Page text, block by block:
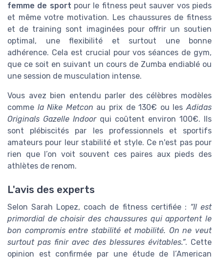
femme de sport pour le fitness peut sauver vos pieds
et même votre motivation. Les chaussures de fitness
et de training sont imaginées pour offrir un soutien
optimal, une flexibilité et surtout une bonne
adhérence. Cela est crucial pour vos séances de gym,
que ce soit en suivant un cours de Zumba endiablé ou
une session de musculation intense.
Vous avez bien entendu parler des célèbres modèles
comme la Nike Metcon au prix de 130€ ou lesAdidas
Originals Gazelle Indoorqui coûtent environ 100€. Ils
sont plébiscités par les professionnels et sportifs
amateurs pour leur stabilité et style. Ce n'est pas pour
rien que l’on voit souvent ces paires aux pieds des
athlètes de renom.
L'avis des experts
Selon Sarah Lopez, coach de fitness certifiée : “Il est
primordial de choisir des chaussures qui apportent le
bon compromis entre stabilité et mobilité. On ne veut
surtout pas finir avec des blessures évitables.”. Cette
opinion est confirmée par une étude de l’American